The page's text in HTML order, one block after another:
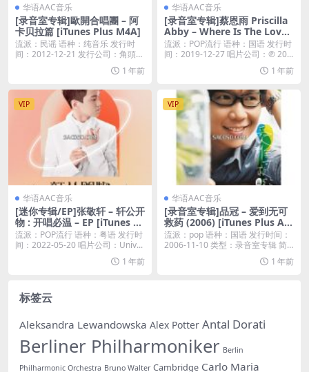
华语AAC音乐
[录音室专辑]歐開合唱團 – 阿
卡贝拉篇 [iTunes Plus M4A]
流派：民谣 语种：纯音乐 发行时
间：2012-12-21 发行公司：角頭音
1 年前
华语AAC音乐
[录音室专辑]蔡恩雨 Priscilla
Abby – Where Is The Love
(2019) [iTunes Plus M4A]
流派：POP流行 语种：国语 发行时
间：2019-12-27 唱片公司：℗ 20...
1 年前
VIP
华语AAC音乐
[迷你专辑/EP]张敬轩 – 轩公开
物 : 开唱必温 – EP [iTunes Pl
us M4A]
流派：POP流行 语种：粤语 发行时
间：2022-05-20 唱片公司：Univ...
1 年前
VIP
华语AAC音乐
[录音室专辑]品冠 – 爱到无可
救药 (2006) [iTunes Plus AA
C M4A]
流派：pop 语种：国语 发行时间：
2006-11-10 类型：录音室专辑 简
1 年前
标签云
Aleksandra Lewandowska Alex Potter Antal Dorati
Berliner Philharmoniker Berlin
Philharmonic Orchestra Bruno Walter Cambridge Carlo Maria